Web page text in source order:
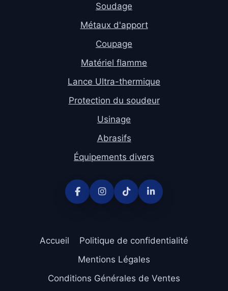
Soudage
Métaux d'apport
Coupage
Matériel flamme
Lance Ultra-thermique
Protection du soudeur
Usinage
Abrasifs
Équipements divers
Accueil
Politique de confidentialité
Mentions Légales
Conditions Générales de Ventes